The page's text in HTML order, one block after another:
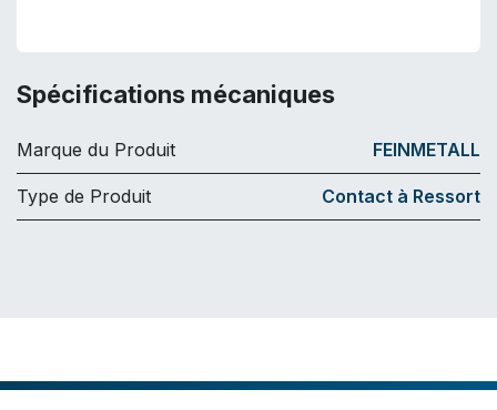
Spécifications mécaniques
Marque du Produit FEINMETALL
Type de Produit Contact à Ressort